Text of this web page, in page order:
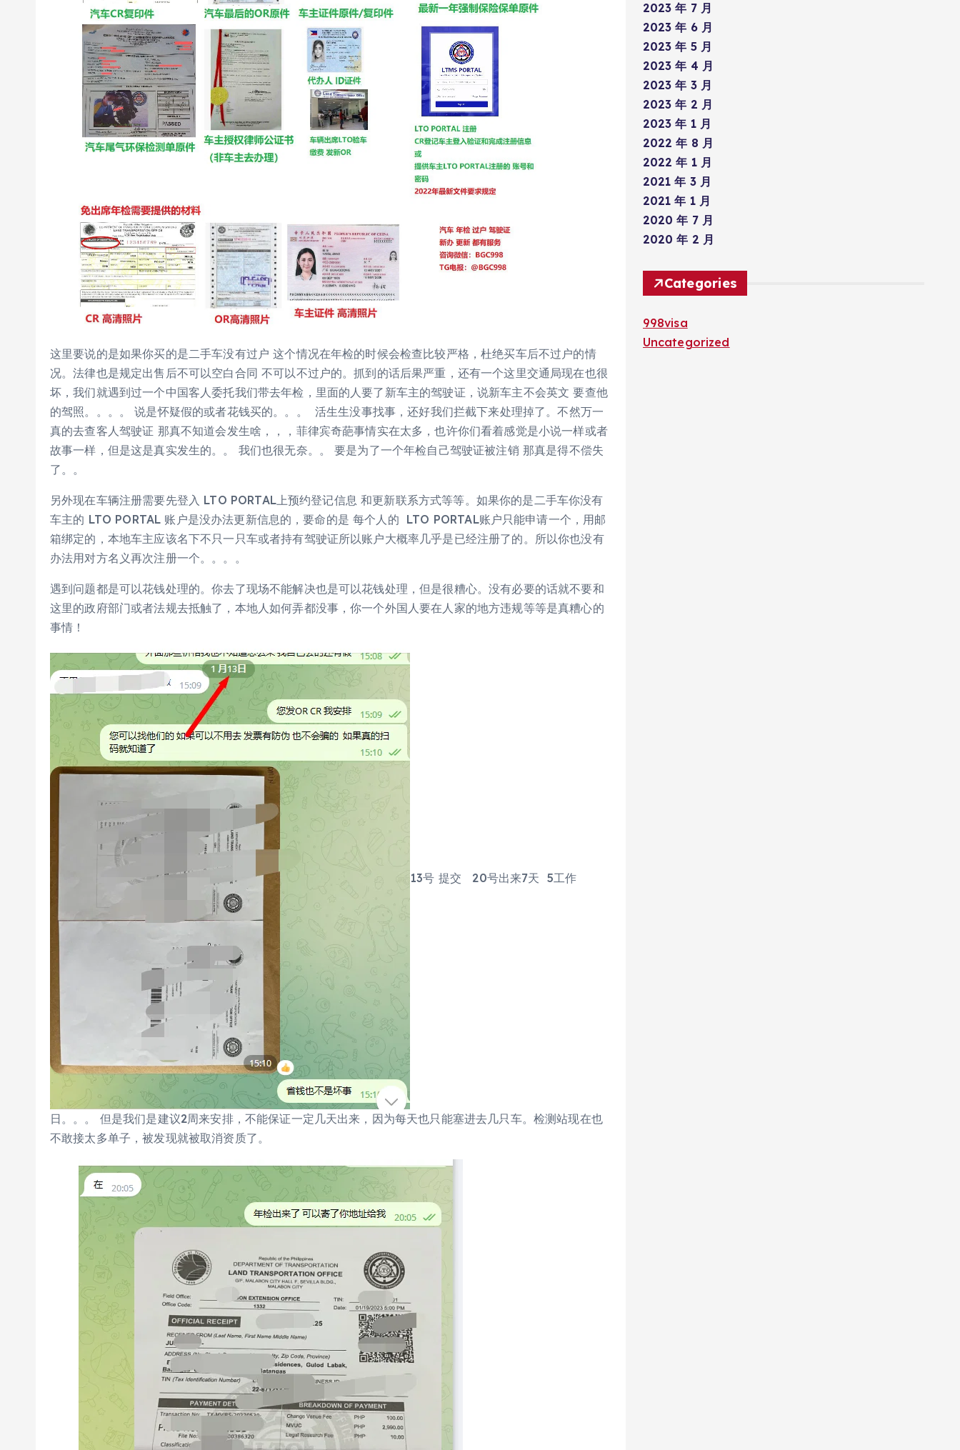
这里要说的是如果你买的是二手车没有过户 这个情况在年检的时候会检查比较严格，杜绝买车后不过户的情
况。法律也是规定出售后不可以空白合同 不可以不过户的。抓到的话后果严重，还有一个这里交通局现在也很
坏，我们就遇到过一个中国客人委托我们带去年检，里面的人要了新车主的驾驶证，说新车主不会英文 要查他
的驾照。。。。 说是怀疑假的或者花钱买的。。。 活生生没事找事，还好我们拦截下来处理掉了。不然万一
真的去查客人驾驶证 那真不知道会发生啥，，，菲律宾奇葩事情实在太多，也许你们看着感觉是小说一样或者
故事一样，但是这是真实发生的。。 我们也很无奈。。 要是为了一个年检自己驾驶证被注销 那真是得不偿失
了。。
另外现在车辆注册需要先登入 LTO PORTAL上预约登记信息 和更新联系方式等等。如果你的是二手车你没有
车主的 LTO PORTAL 账户是没办法更新信息的，要命的是 每个人的 LTO PORTAL账户只能申请一个，用邮
箱绑定的，本地车主应该名下不只一只车或者持有驾驶证所以账户大概率几乎是已经注册了的。所以你也没有
办法用对方名义再次注册一个。。。。
遇到问题都是可以花钱处理的。你去了现场不能解决也是可以花钱处理，但是很糟心。没有必要的话就不要和
这里的政府部门或者法规去抵触了，本地人如何弄都没事，你一个外国人要在人家的地方违规等等是真糟心的
事情！
13号 提交 20号出来7天 5工作
日。。。 但是我们是建议2周来安排，不能保证一定几天出来，因为每天也只能塞进去几只车。检测站现在也
不敢接太多单子，被发现就被取消资质了。
2023 年 7 月
2023 年 6 月
2023 年 5 月
2023 年 4 月
2023 年 3 月
2023 年 2 月
2023 年 1 月
2022 年 8 月
2022 年 1 月
2021 年 3 月
2021 年 1 月
2020 年 7 月
2020 年 2 月
Categories
998visa
Uncategorized